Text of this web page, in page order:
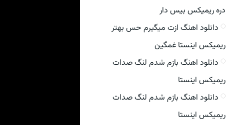
دره ریمیکس بیس دار
دانلود اهنگ ازت میگیرم حس بهتر
ریمیکس اینستا غمگین
دانلود اهنگ بازم شدم لنگ صدات
ریمیکس اینستا
دانلود اهنگ بازم شدم لنگ صدات
ریمیکس اینستا